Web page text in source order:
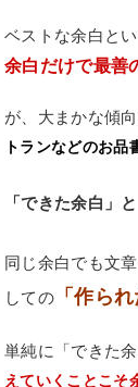
ベストな余白と
余白だけで最善
が、大まかな傾向
トランなどのお品
「できた余白」
同じ余白でも文
しての「作られ
単純に「できた
えていくことこそ